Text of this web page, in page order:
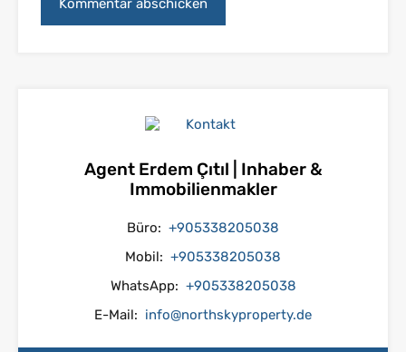
Agent Erdem Çıtıl | Inhaber &
Immobilienmakler
Büro: +905338205038
Mobil: +905338205038
WhatsApp: +905338205038
E-Mail: info@northskyproperty.de